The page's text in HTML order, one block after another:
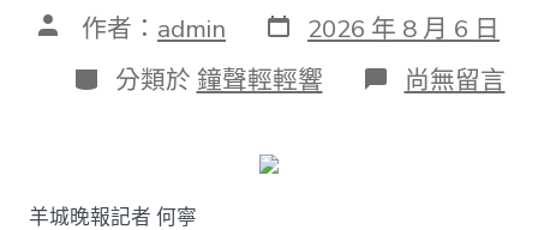
文 作者： admin 發
表
日
期
2026 年 8 月 6 日
分
類
分類於 鐘聲輕輕響 在
〈若
尚無留言
羊城晚報記者 何寧